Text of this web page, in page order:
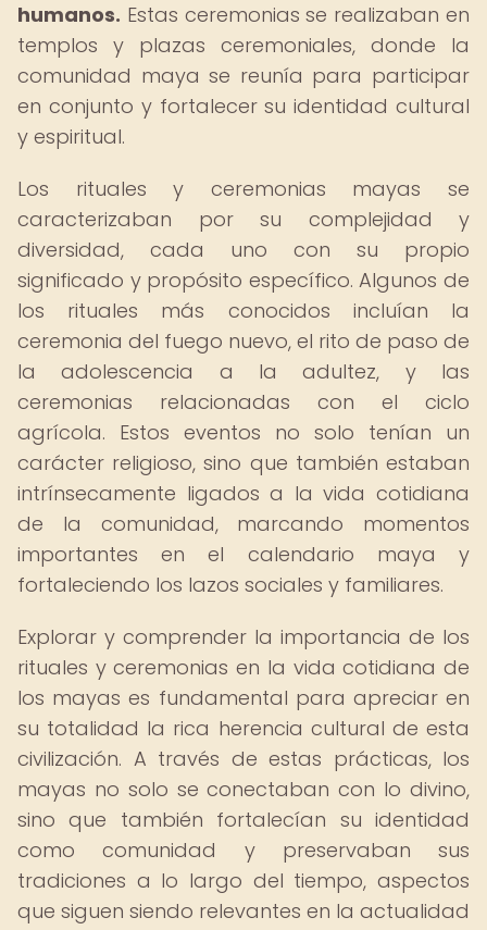
humanos. Estas ceremonias se realizaban en
templos y plazas ceremoniales, donde la
comunidad maya se reunía para participar
en conjunto y fortalecer su identidad cultural
y espiritual.
Los rituales y ceremonias mayas se
caracterizaban por su complejidad y
diversidad, cada uno con su propio
significado y propósito específico. Algunos de
los rituales más conocidos incluían la
ceremonia del fuego nuevo, el rito de paso de
la adolescencia a la adultez, y las
ceremonias relacionadas con el ciclo
agrícola. Estos eventos no solo tenían un
carácter religioso, sino que también estaban
intrínsecamente ligados a la vida cotidiana
de la comunidad, marcando momentos
importantes en el calendario maya y
fortaleciendo los lazos sociales y familiares.
Explorar y comprender la importancia de los
rituales y ceremonias en la vida cotidiana de
los mayas es fundamental para apreciar en
su totalidad la rica herencia cultural de esta
civilización. A través de estas prácticas, los
mayas no solo se conectaban con lo divino,
sino que también fortalecían su identidad
como comunidad y preservaban sus
tradiciones a lo largo del tiempo, aspectos
que siguen siendo relevantes en la actualidad